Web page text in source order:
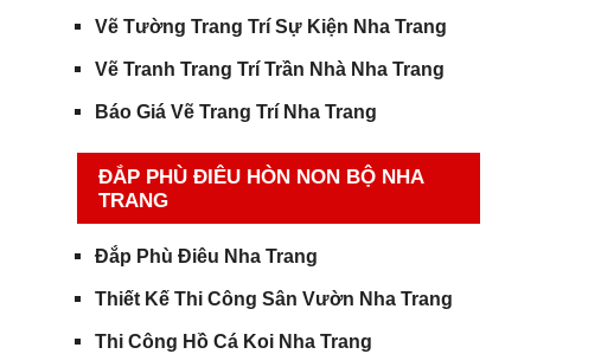
Vẽ Tường Trang Trí Sự Kiện Nha Trang
Vẽ Tranh Trang Trí Trần Nhà Nha Trang
Báo Giá Vẽ Trang Trí Nha Trang
ĐẮP PHÙ ĐIÊU HÒN NON BỘ NHA
TRANG
Đắp Phù Điêu Nha Trang
Thiết Kế Thi Công Sân Vườn Nha Trang
Thi Công Hồ Cá Koi Nha Trang